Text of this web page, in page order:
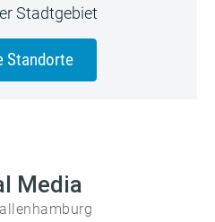
Stadtgebiet
Standorte
Media